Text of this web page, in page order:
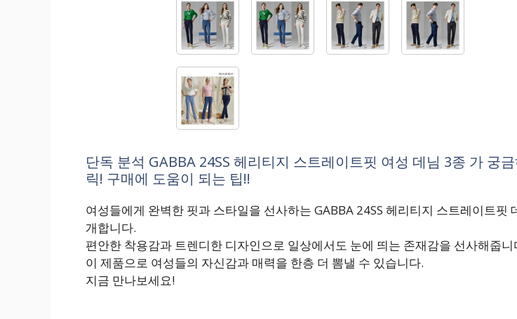
단독 분석 GABBA 24SS 헤리티지 스트레이트핏 여성 데님 3종 가 궁
릭! 구매에 도움이 되는 팁!!
여성들에게 완벽한 핏과 스타일을 선사하는 GABBA 24SS 헤리티지 스트레이트핏
개합니다.
편안한 착용감과 트렌디한 디자인으로 일상에서도 눈에 띄는 존재감을 선사해줍니
이 제품으로 여성들의 자신감과 매력을 한층 더 뽐낼 수 있습니다.
지금 만나보세요!